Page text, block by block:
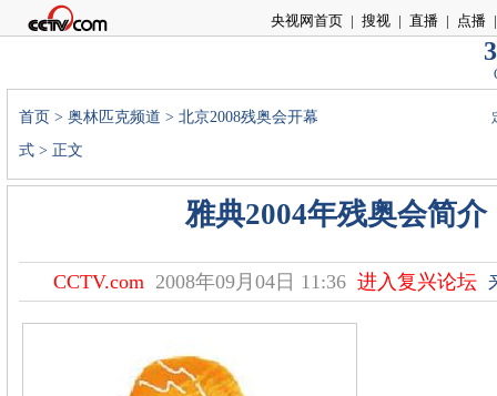
央视网首页 | 搜视 | 直播 | 点播 |
首页 > 奥林匹克频道 > 北京2008残奥会开幕
式 > 正文
雅典2004年残奥会简介
CCTV.com 2008年09月04日 11:36 进入复兴论坛